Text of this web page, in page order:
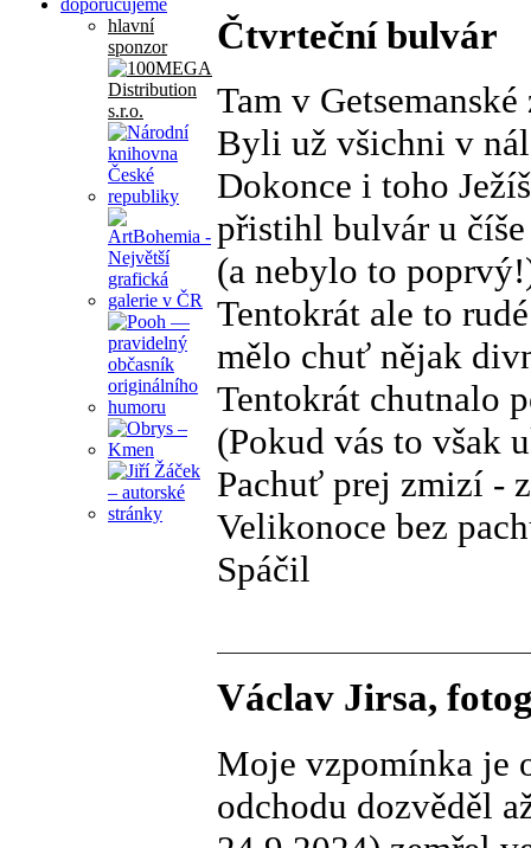
hlavní
sponzor
Čtvrteční bulvár
Tam v Getsemanské
Byli už všichni v
Dokonce i toho
přistihl bulvár u číše
(a nebylo to
Tentokrát ale to
mělo chuť nějak
Tentokrát chutnalo
(Pokud vás to však
Pachuť prej zmizí -
Velikonoce bez
Spáčil
Václav Jirsa,
Moje vzpomínka je
odchodu dozvěděl